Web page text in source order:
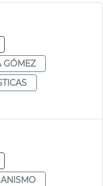
GÓMEZ